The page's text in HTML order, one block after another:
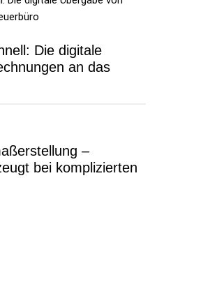
Die digitale
an das
–
bei komplizierten